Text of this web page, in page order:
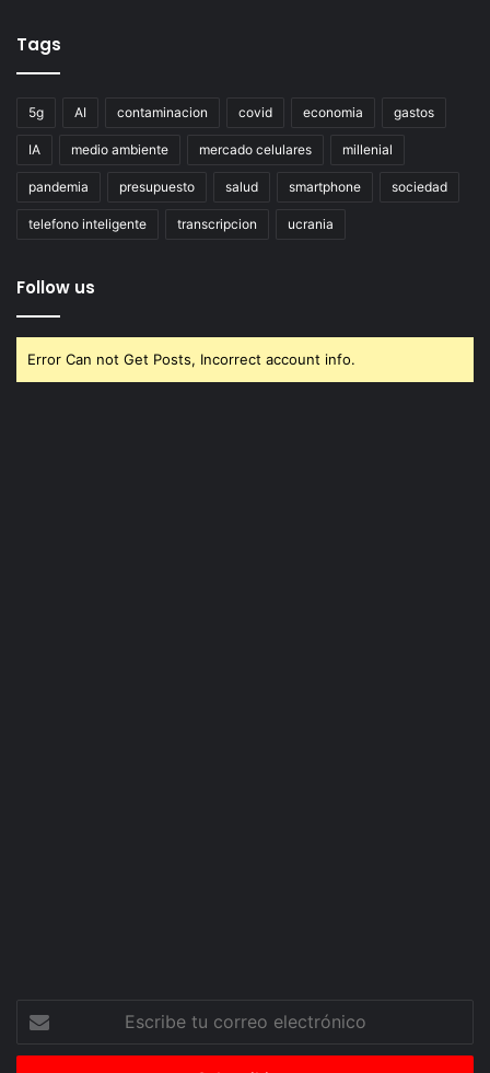
Tags
5g AI contaminacion covid economia gastos
IA medio ambiente mercado celulares millenial
pandemia presupuesto salud smartphone sociedad
telefono inteligente transcripcion ucrania
Follow us
Error Can not Get Posts, Incorrect account info.
correo